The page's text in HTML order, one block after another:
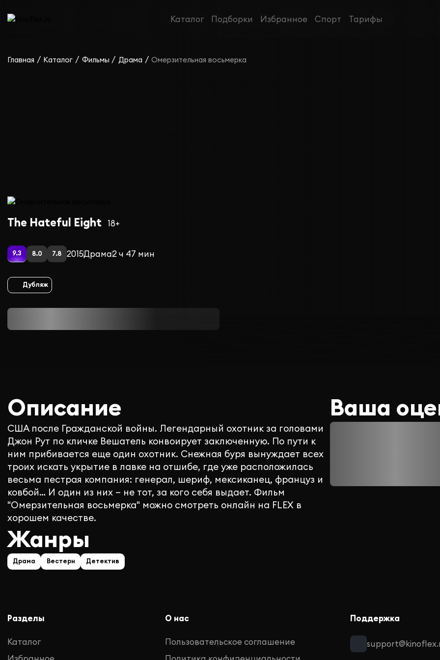
Каталог Подборки Избранное Спорт Тарифы
Главная / Каталог / Фильмы / Драма / Омерзительная восьмерка
The Hateful Eight 18+
9.3 8.0 7.8 2015Драма2 ч 47 мин
Дубляж
Описание
США после Гражданской войны. Легендарный охотник за головами
Джон Рут по кличке Вешатель конвоирует заключенную. По пути к
ним прибивается еще один охотник. Снежная буря вынуждает всех
троих искать укрытие в лавке на отшибе, где уже расположилась
весьма пестрая компания: генерал, шериф, мексиканец, француз и
ковбой… И один из них — не тот, за кого себя выдает. Фильм
"Омерзительная восьмерка" можно смотреть онлайн на FLEX в
хорошем качестве.
Ваша
Жанры
Драма Вестерн Детектив
Разделы
Каталог
О нас
Пользовательское соглашение
Поддержка